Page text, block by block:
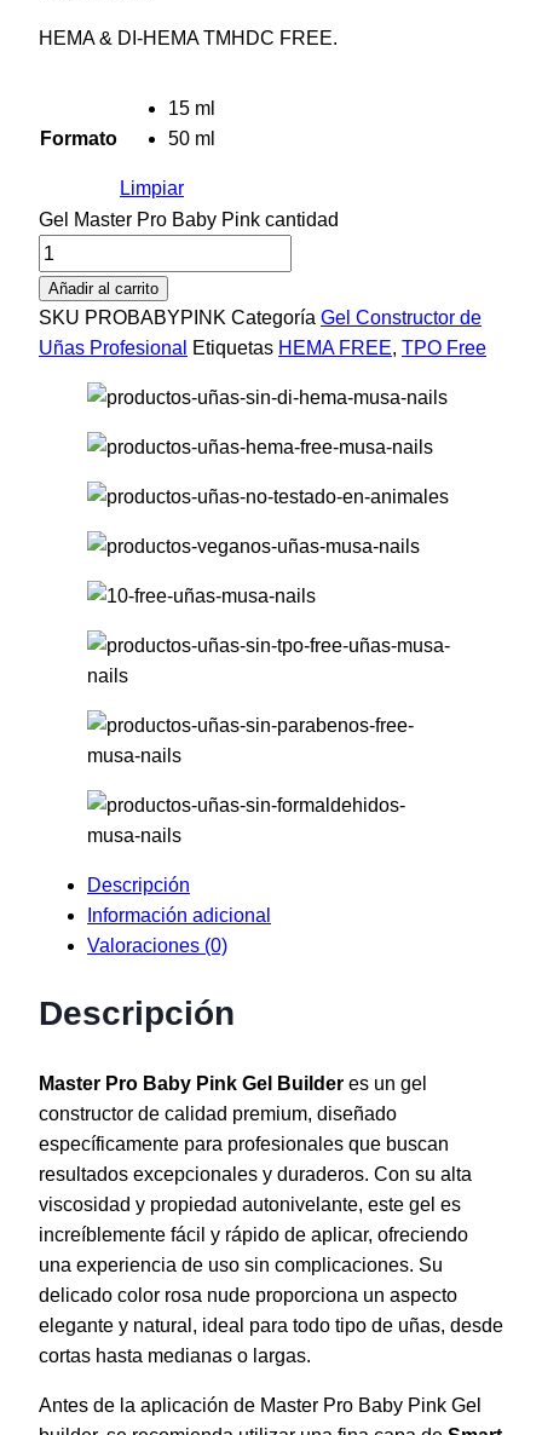
HEMA & DI-HEMA TMHDC FREE.
Formato
15 ml
50 ml
Limpiar
Gel Master Pro Baby Pink cantidad
Añadir al carrito
SKU PROBABYPINK Categoría Gel Constructor de
Uñas Profesional
Etiquetas HEMA FREE, TPO Free
Descripción
Información adicional
Valoraciones (0)
Descripción
Master Pro Baby Pink Gel Builder es un gel
constructor de calidad premium, diseñado
específicamente para profesionales que buscan
resultados excepcionales y duraderos. Con su alta
viscosidad y propiedad autonivelante, este gel es
increíblemente fácil y rápido de aplicar, ofreciendo
una experiencia de uso sin complicaciones. Su
delicado color rosa nude proporciona un aspecto
elegante y natural, ideal para todo tipo de uñas, desde
cortas hasta medianas o largas.
Antes de la aplicación de Master Pro Baby Pink Gel